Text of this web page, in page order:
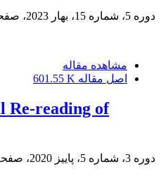
دوره 5، شماره 15، بهار 2023، صفحه
مشاهده مقاله
اصل مقاله 601.55 K
Re-reading of
دوره 3، شماره 5، پاییز 2020، صفحه